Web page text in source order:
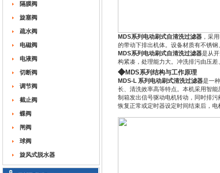
隔膜阀
旋塞阀
疏水阀
电磁阀
电液阀
切断阀
调节阀
截止阀
蝶阀
闸阀
球阀
旋风式脱水器
MDS系列电动刷式自清洗过滤器，采
的带动下排出机体。设备材质有不锈
MDS系列电动刷式自清洗过滤器是从
构紧凑，处理能力大。冲洗排污由压
◆MDS系列 结构与工作原理
MDS-L 系列电动刷式清洗过滤器是一
长、清洗效率高等特点。本机采用智
制箱发出信号驱动电机转动，同时排
恢复正常或定时器设定时间结束后，